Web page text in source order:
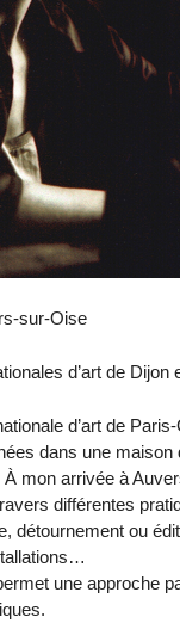
sur-Oise
d’art de Dijon
d’art de
dans une maison
mon arrivée à
différentes
détournement ou
une approche